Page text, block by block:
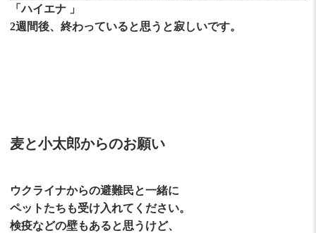
「ハイエナ 」
2週間後、終わっていると思うと寂しいです。
麦と小太郎からのお願い
ウクライナからの避難民と一緒に
ペットたちも受け入れてください。
検疫などの壁もあると思うけど、